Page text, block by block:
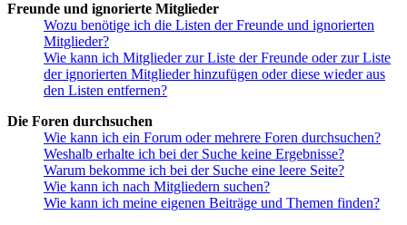
Freunde und ignorierte Mitglieder
Wozu benötige ich die Listen der Freunde und ignorierten
Mitglieder?
Wie kann ich Mitglieder zur Liste der Freunde oder zur Liste
der ignorierten Mitglieder hinzufügen oder diese wieder aus
den Listen entfernen?
Die Foren durchsuchen
Wie kann ich ein Forum oder mehrere Foren durchsuchen?
Weshalb erhalte ich bei der Suche keine Ergebnisse?
Warum bekomme ich bei der Suche eine leere Seite?
Wie kann ich nach Mitgliedern suchen?
Wie kann ich meine eigenen Beiträge und Themen finden?